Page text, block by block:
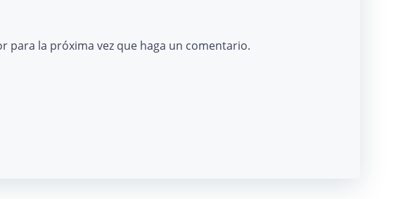
para la próxima vez que haga un comentario.